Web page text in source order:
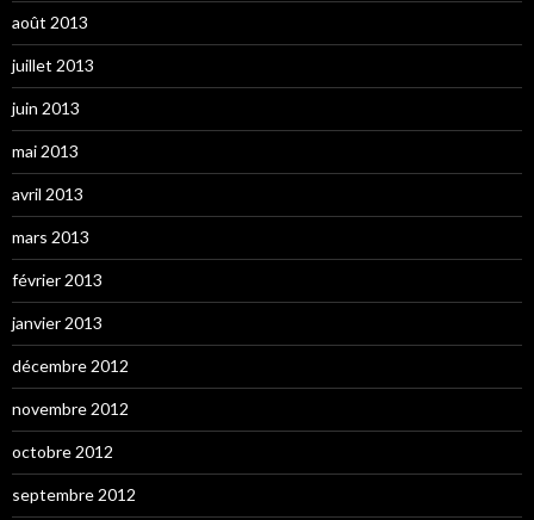
août 2013
juillet 2013
juin 2013
mai 2013
avril 2013
mars 2013
février 2013
janvier 2013
décembre 2012
novembre 2012
octobre 2012
septembre 2012